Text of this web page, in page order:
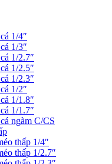
1/4″
1/3″
1/2.7″
1/2.5″
1/2.3″
1/2″
1/1.8″
1/1.7″
ngàm C/CS
thấp 1/4″
thấp 1/2.7″